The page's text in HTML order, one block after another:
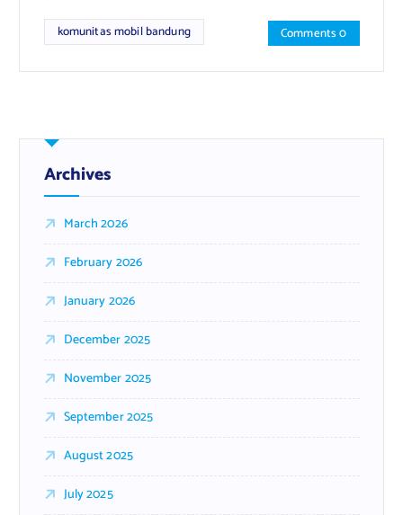
komunitas mobil bandung Comments 0
Archives
March 2026
February 2026
January 2026
December 2025
November 2025
September 2025
August 2025
July 2025